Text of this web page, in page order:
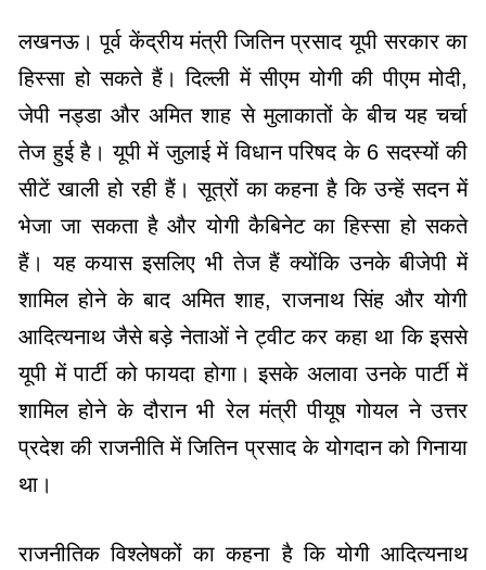
लखनऊ। पूर्व केंद्रीय मंत्री जितिन प्रसाद यूपी सरकार का
हिस्सा हो सकते हैं। दिल्ली में सीएम योगी की पीएम मोदी,
जेपी नड्डा और अमित शाह से मुलाकातों के बीच यह चर्चा
तेज हुई है। यूपी में जुलाई में विधान परिषद के 6 सदस्यों की
सीटें खाली हो रही हैं। सूत्रों का कहना है कि उन्हें सदन में
भेजा जा सकता है और योगी कैबिनेट का हिस्सा हो सकते
हैं। यह कयास इसलिए भी तेज हैं क्योंकि उनके बीजेपी में
शामिल होने के बाद अमित शाह, राजनाथ सिंह और योगी
आदित्यनाथ जैसे बड़े नेताओं ने ट्वीट कर कहा था कि इससे
यूपी में पार्टी को फायदा होगा। इसके अलावा उनके पार्टी में
शामिल होने के दौरान भी रेल मंत्री पीयूष गोयल ने उत्तर
प्रदेश की राजनीति में जितिन प्रसाद के योगदान को गिनाया
था।
राजनीतिक विश्लेषकों का कहना है कि योगी आदित्यनाथ